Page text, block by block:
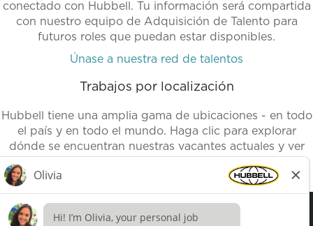
conectado con Hubbell. Tu información será compartida
con nuestro equipo de Adquisición de Talento para
futuros roles que puedan estar disponibles.
Únase a nuestra red de talentos
Trabajos por localización
Hubbell tiene una amplia gama de ubicaciones - en todo
el país y en todo el mundo. Haga clic para explorar
dónde se encuentran nuestras vacantes actuales y ver